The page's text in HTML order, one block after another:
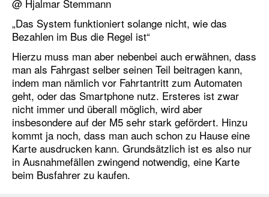
@ Hjalmar Stemmann
„Das System funktioniert solange nicht, wie das
Bezahlen im Bus die Regel ist“
Hierzu muss man aber nebenbei auch erwähnen, dass
man als Fahrgast selber seinen Teil beitragen kann,
indem man nämlich vor Fahrtantritt zum Automaten
geht, oder das Smartphone nutz. Ersteres ist zwar
nicht immer und überall möglich, wird aber
insbesondere auf der M5 sehr stark gefördert. Hinzu
kommt ja noch, dass man auch schon zu Hause eine
Karte ausdrucken kann. Grundsätzlich ist es also nur
in Ausnahmefällen zwingend notwendig, eine Karte
beim Busfahrer zu kaufen.